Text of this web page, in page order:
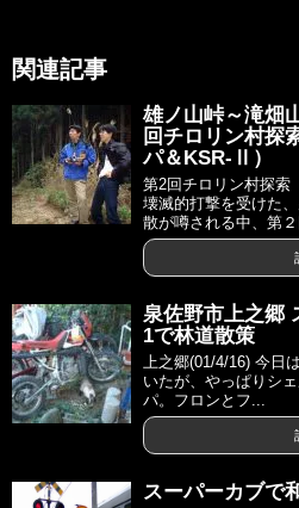
関連記事
雄ノ山峠～滝畑
回チロリン村探
パ＆KSR-Ⅱ）
第2回チロリン村探索
壊滅的打撃を受けた
散が噂される中、第
泉佐野市上之郷
1で林道散策
上之郷(01/4/16) 今日
いたが、やっぱりシ
パ。フロンとフ...
スーパーカブで